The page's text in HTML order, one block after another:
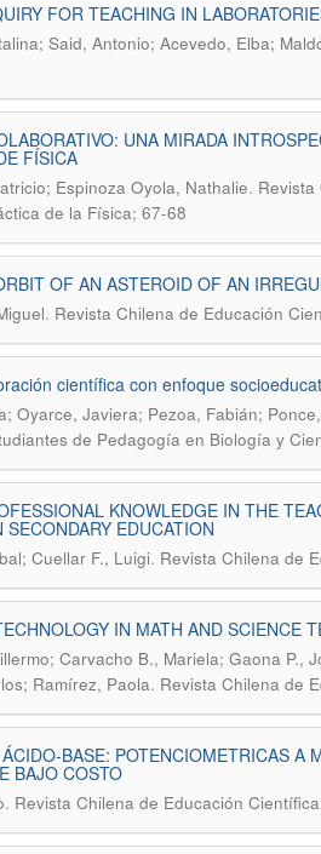
FOR TEACHING IN
Said, Antonio; Acevedo, Elba;
UNA MIRADA
FÍSICA
Espinoza Oyola, Nathalie.
de la Física; 67-68
OF AN ASTEROID OF AN
. Revista Chilena de Educación
científica con enfoque
Oyarce, Javiera; Pezoa, Fabián;
de Pedagogía en Biología y
KNOWLEDGE IN THE
EDUCATION
Cuellar F., Luigi. Revista Chilena de
IN MATH AND SCIENCE
Carvacho B., Mariela; Gaona P.,
Ramírez, Paola. Revista Chilena de
BASE: POTENCIOMETRICAS A
BAJO COSTO
. Revista Chilena de Educación